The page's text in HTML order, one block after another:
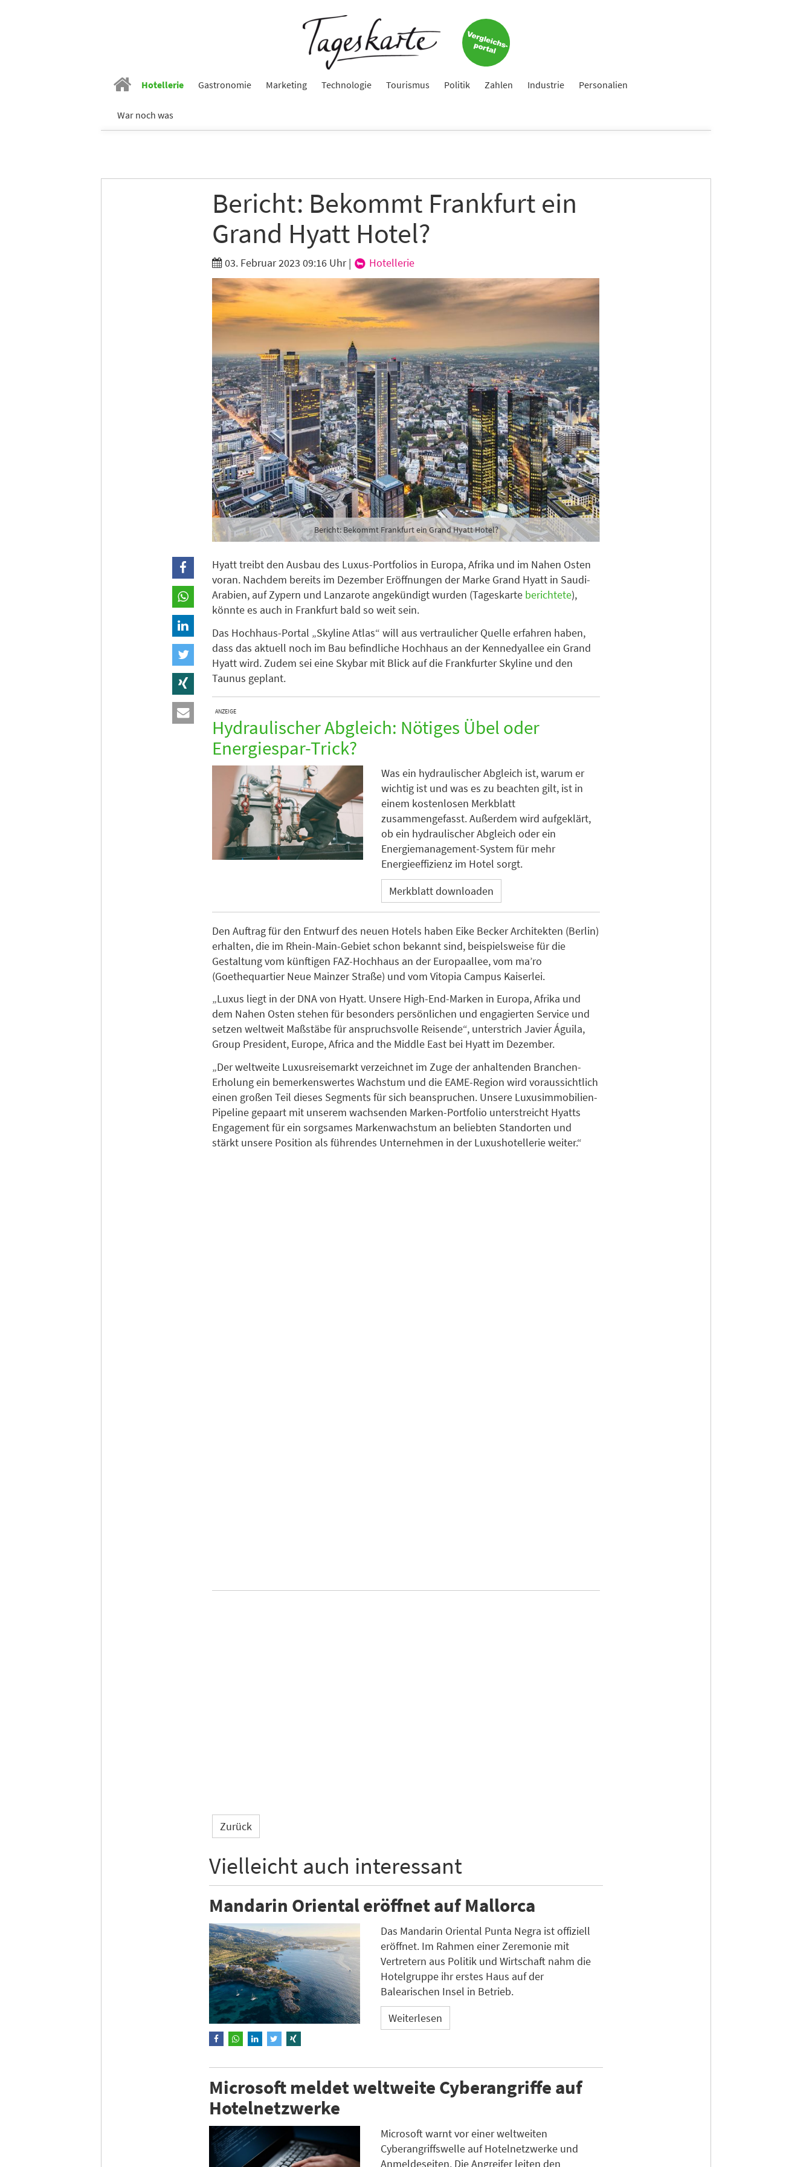
Hotellerie Gastronomie Marketing Technologie Tourismus Politik Zahlen Industrie Personalien
War noch was
Bericht: Bekommt Frankfurt ein
Grand Hyatt Hotel?
03. Februar 2023 09:16 Uhr| Hotellerie
Bericht: Bekommt Frankfurt ein Grand Hyatt Hotel?
Hyatt treibt den Ausbau des Luxus-Portfolios in Europa, Afrika und im Nahen Osten
voran. Nachdem bereits im Dezember Eröffnungen der Marke Grand Hyatt in Saudi-
Arabien, auf Zypern und Lanzarote angekündigt wurden (Tageskarte berichtete),
könnte es auch in Frankfurt bald so weit sein.
Das Hochhaus-Portal „Skyline Atlas“ will aus vertraulicher Quelle erfahren haben,
dass das aktuell noch im Bau befindliche Hochhaus an der Kennedyallee ein Grand
Hyatt wird. Zudem sei eine Skybar mit Blick auf die Frankfurter Skyline und den
Taunus geplant.
ANZEIGE
Hydraulischer Abgleich: Nötiges Übel oder
Energiespar-Trick?
Was ein hydraulischer Abgleich ist, warum er
wichtig ist und was es zu beachten gilt, ist in
einem kostenlosen Merkblatt
zusammengefasst. Außerdem wird aufgeklärt,
ob ein hydraulischer Abgleich oder ein
Energiemanagement-System für mehr
Energieeffizienz im Hotel sorgt.
Merkblatt downloaden
Den Auftrag für den Entwurf des neuen Hotels haben Eike Becker Architekten (Berlin)
erhalten, die im Rhein-Main-Gebiet schon bekannt sind, beispielsweise für die
Gestaltung vom künftigen FAZ-Hochhaus an der Europaallee, vom ma’ro
(Goethequartier Neue Mainzer Straße) und vom Vitopia Campus Kaiserlei.
„Luxus liegt in der DNA von Hyatt. Unsere High-End-Marken in Europa, Afrika und
dem Nahen Osten stehen für besonders persönlichen und engagierten Service und
setzen weltweit Maßstäbe für anspruchsvolle Reisende“, unterstrich Javier Águila,
Group President, Europe, Africa and the Middle East bei Hyatt im Dezember.
„Der weltweite Luxusreisemarkt verzeichnet im Zuge der anhaltenden Branchen-
Erholung ein bemerkenswertes Wachstum und die EAME-Region wird voraussichtlich
einen großen Teil dieses Segments für sich beanspruchen. Unsere Luxusimmobilien-
Pipeline gepaart mit unserem wachsenden Marken-Portfolio unterstreicht Hyatts
Engagement für ein sorgsames Markenwachstum an beliebten Standorten und
stärkt unsere Position als führendes Unternehmen in der Luxushotellerie weiter.“
Zurück
Vielleicht auch interessant
Mandarin Oriental eröffnet auf Mallorca
Das Mandarin Oriental Punta Negra ist offiziell
eröffnet. Im Rahmen einer Zeremonie mit
Vertretern aus Politik und Wirtschaft nahm die
Hotelgruppe ihr erstes Haus auf der
Balearischen Insel in Betrieb.
Weiterlesen
Microsoft meldet weltweite Cyberangriffe auf
Hotelnetzwerke
Microsoft warnt vor einer weltweiten
Cyberangriffswelle auf Hotelnetzwerke und
Anmeldeseiten. Die Angreifer leiten den